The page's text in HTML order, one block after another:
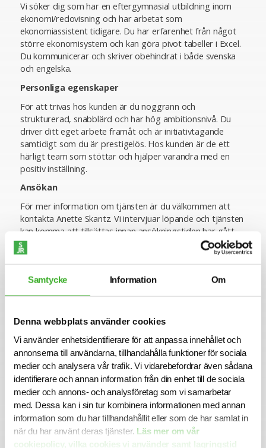
Samtycke Information Om
Denna webbplats använder cookies
Vi använder enhetsidentifierare för att anpassa innehållet och
annonserna till användarna, tillhandahålla funktioner för sociala
medier och analysera vår trafik. Vi vidarebefordrar även sådana
identifierare och annan information från din enhet till de sociala
medier och annons- och analysföretag som vi samarbetar
med. Dessa kan i sin tur kombinera informationen med annan
information som du har tillhandahållit eller som de har samlat in
när du har använt deras tjänster. Läs mer om vår
cookiepolicy, vilka cookies vi använder samt lagringstid
Vi söker dig som har en eftergymnasial utbildning inom
ekonomi/redovisning och har arbetat som
ekonomiassistent tidigare. Du har erfarenhet från något
större ekonomisystem och kan göra pivot tabeller i Excel.
Du kommunicerar och skriver obehindrat i både svenska
och engelska.
Personliga egenskaper
För att trivas hos kunden är du noggrann och
strukturerad, snabblärd och har hög ambitionsnivå. Du
driver ditt eget arbete framåt och är initiativtagande
samtidigt som du är prestigelös. Hos kunden är de ett
härligt team som stöttar och hjälper varandra med en
positiv inställning.
Ansökan
För mer information om tjänsten är du välkommen att
kontakta Anette Skantz. Vi intervjuar löpande och tjänsten
kan komma att tillsättas innan ansökningstiden har gått
ut. Sista ansökningsdag är 2025-06-15.
Varmt välkommen med din ansökan!
Konsult hos SJR
Att arbeta som konsult hos SJR innebär att du blir en del
perfekta förutsättningar att utvecklas både inom din
yrkesroll och på ett personligt plan. Du får tillgång till vårt
stora nätverk av intressanta företag och uppdragsgivare
och därmed en unik möjlighet att ta din karriär till nästa
steg.
Vi på SJR bryr oss om vår personal och tillsammans med
oss får du en långsiktig partner som ger dig trygghet och
stöd. Vi är lyhörda för dina behov och du kommer att ha
en nära relation med din konsultchef som stöttar dig i din
utveckling.